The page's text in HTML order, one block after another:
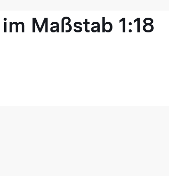
Maßstab 1:18